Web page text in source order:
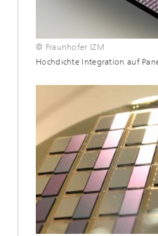
© Fraunhofer IZM
Hochdichte Integration auf